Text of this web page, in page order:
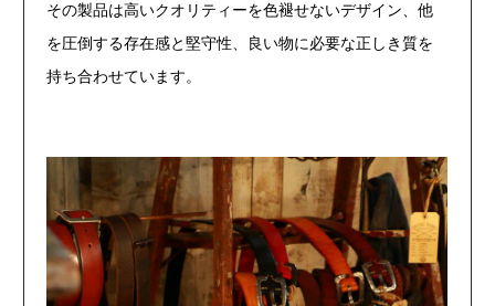
その製品は高いクオリティーを色褪せないデザイン、他
を圧倒する存在感と堅守性、良い物に必要な正しき質を
持ち合わせています。